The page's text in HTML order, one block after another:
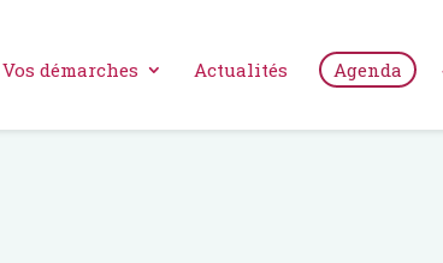
Vos démarches Actualités Agenda